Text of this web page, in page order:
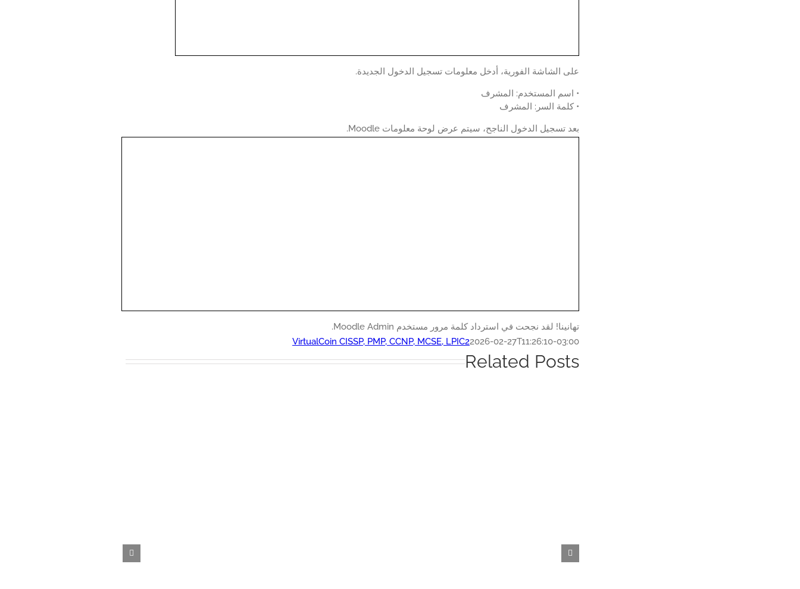
على الشاشة الفورية، أدخل معلومات تسجيل الدخول الجديدة.
• اسم المستخدم: المشرف
• كلمة السر: المشرف
بعد تسجيل الدخول الناجح، سيتم عرض لوحة معلومات Moodle.
تهانينا! لقد نجحت في استرداد كلمة مرور مستخدم Moodle Admin.
VirtualCoin CISSP, PMP, CCNP, MCSE, LPIC22026-02-27T11:26:10-03:00
Related Posts